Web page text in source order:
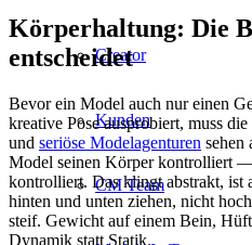
Creator
Kunden
CM Team
Körperhaltung: Die
entscheidet
Bevor ein Model auch nur einen
kreative Pose ausprobiert, muss
und seriöse Modelagenturen sehen
Model seinen Körper kontrolliert
kontrolliert. Das klingt abstrakt, ist
hinten und unten ziehen, nicht
steif. Gewicht auf einem Bein,
Dynamik statt Statik.